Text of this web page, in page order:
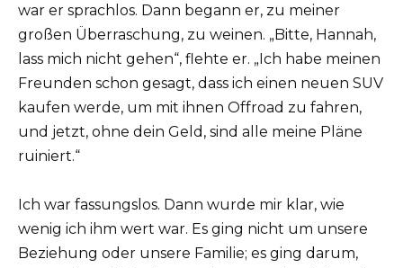
war er sprachlos. Dann begann er, zu meiner
großen Überraschung, zu weinen. „Bitte, Hannah,
lass mich nicht gehen“, flehte er. „Ich habe meinen
Freunden schon gesagt, dass ich einen neuen SUV
kaufen werde, um mit ihnen Offroad zu fahren,
und jetzt, ohne dein Geld, sind alle meine Pläne
ruiniert.“
Ich war fassungslos. Dann wurde mir klar, wie
wenig ich ihm wert war. Es ging nicht um unsere
Beziehung oder unsere Familie; es ging darum,